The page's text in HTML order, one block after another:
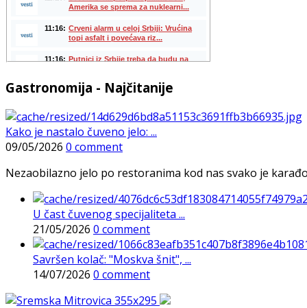
Gastronomija - Najčitanije
Kako je nastalo čuveno jelo: ...
09/05/2026 0 comment
Nezaobilazno jelo po restoranima kod nas svako je
U čast čuvenog specijaliteta ...
21/05/2026 0 comment
Savršen kolač: "Moskva šnit", ...
14/07/2026 0 comment